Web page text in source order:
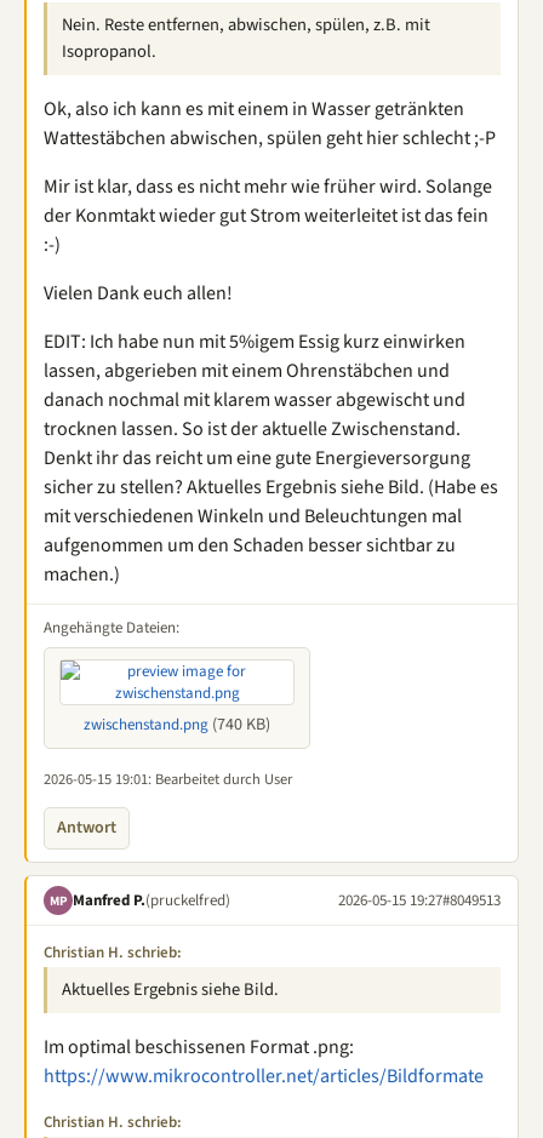
Nein. Reste entfernen, abwischen, spülen, z.B. mit
Isopropanol.
Ok, also ich kann es mit einem in Wasser getränkten
Wattestäbchen abwischen, spülen geht hier schlecht ;-P
Mir ist klar, dass es nicht mehr wie früher wird. Solange
der Konmtakt wieder gut Strom weiterleitet ist das fein
:-)
Vielen Dank euch allen!
EDIT: Ich habe nun mit 5%igem Essig kurz einwirken
lassen, abgerieben mit einem Ohrenstäbchen und
danach nochmal mit klarem wasser abgewischt und
trocknen lassen. So ist der aktuelle Zwischenstand.
Denkt ihr das reicht um eine gute Energieversorgung
sicher zu stellen? Aktuelles Ergebnis siehe Bild. (Habe es
mit verschiedenen Winkeln und Beleuchtungen mal
aufgenommen um den Schaden besser sichtbar zu
machen.)
Angehängte Dateien:
zwischenstand.png (740 KB)
2026-05-15 19:01: Bearbeitet durch User
Antwort
MP Manfred P.(pruckelfred) 2026-05-15 19:27#8049513
Christian H. schrieb:
Aktuelles Ergebnis siehe Bild.
Im optimal beschissenen Format .png:
https://www.mikrocontroller.net/articles/Bildformate
Christian H. schrieb: